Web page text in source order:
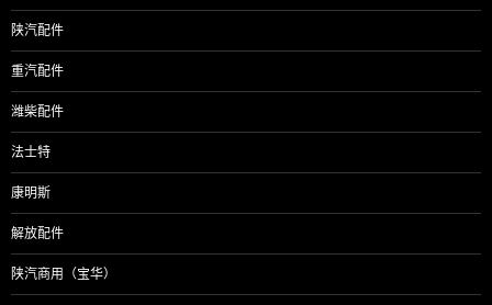
陕汽配件
重汽配件
潍柴配件
法士特
康明斯
解放配件
陕汽商用（宝华）